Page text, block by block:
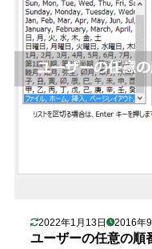
2022年1月13日 2016年
ユーザーの任意の順